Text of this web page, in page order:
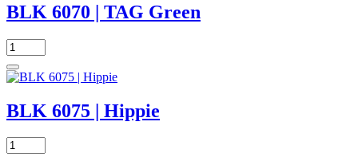
BLK 6070 | TAG Green
BLK 6075 | Hippie